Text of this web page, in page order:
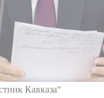
Кавказа“